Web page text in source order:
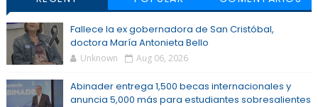
Fallece la ex gobernadora de San Cristóbal,
doctora María Antonieta Bello
Unknown Aug 06, 2026
Abinader entrega 1,500 becas internacionales y
anuncia 5,000 más para estudiantes sobresalientes